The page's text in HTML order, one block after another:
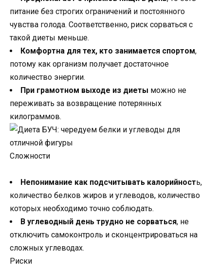
питание без строгих ограничений и постоянного
чувства голода. Соответственно, риск сорваться с
такой диеты меньше.
Комфортна для тех, кто занимается спортом,
потому как организм получает достаточное
количество энергии.
При грамотном выходе из диеты можно не
переживать за возвращение потерянных
килограммов.
Сложности
Непонимание как подсчитывать калорийность,
количество белков жиров и углеводов, количество
которых необходимо точно соблюдать.
В углеводный день трудно не сорваться, не
отключить самоконтроль и сконцентрироваться на
сложных углеводах.
Риски